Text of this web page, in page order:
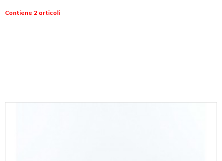
Contiene 2 articoli